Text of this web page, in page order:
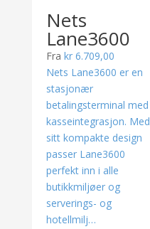
Nets
Lane3600
Fra kr6.709,00
Nets Lane3600 er en
stasjonær
betalingsterminal med
kasseintegrasjon. Med
sitt kompakte design
passer Lane3600
perfekt inn i alle
butikkmiljøer og
serverings- og
hotellmilj…